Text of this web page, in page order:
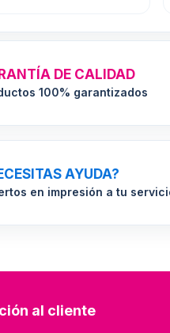
DE CALIDAD
100% garantizados
AYUDA?
en impresión a tu
al cliente